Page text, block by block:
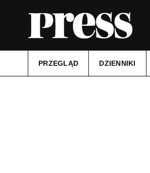
PRZEGLĄD DZIENNIKI